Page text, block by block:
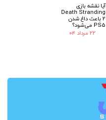
آیا نقشه بازی
Death Stranding
2 باعث داغ شدن
PS5 می‌شود؟
۲۲ مرداد ۰۴